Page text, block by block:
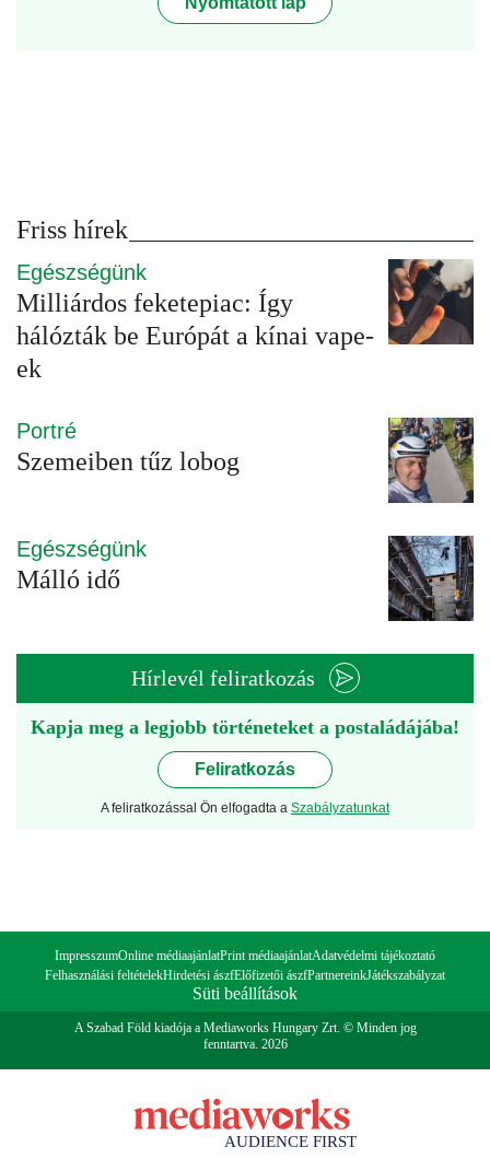
Friss hírek
Egészségünk
Milliárdos feketepiac: Így
hálózták be Európát a kínai vape-
ek
Portré
Szemeiben tűz lobog
Egészségünk
Málló idő
Hírlevél feliratkozás
Kapja meg a legjobb történeteket a postaládájába!
Feliratkozás
A feliratkozással Ön elfogadta a Szabályzatunkat
ImpresszumOnline médiaajánlatPrint médiaajánlatAdatvédelmi tájékoztató
Felhasználási feltételekHirdetési ászfElőfizetői ászfPartnereinkJátékszabályzat
Süti beállítások
A Szabad Föld kiadója a Mediaworks Hungary Zrt. © Minden jog
fenntartva. 2026